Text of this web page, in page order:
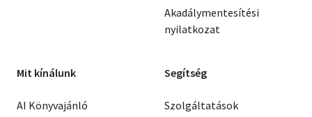
Akadálymentesítési
nyilatkozat
Mit kínálunk
AI Könyvajánló
Segítség
Szolgáltatások